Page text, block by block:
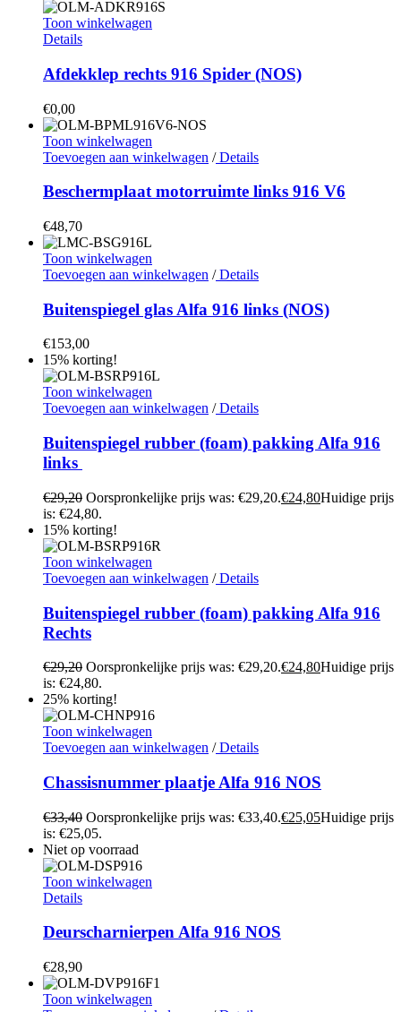
Toon winkelwagen
Details
Afdekklep rechts 916 Spider (NOS)
€0,00
Toon winkelwagen
Toevoegen aan winkelwagen /Details
Beschermplaat motorruimte links 916 V6
€48,70
Toon winkelwagen
Toevoegen aan winkelwagen /Details
Buitenspiegel glas Alfa 916 links (NOS)
€153,00
15% korting!
Toon winkelwagen
Toevoegen aan winkelwagen /Details
Buitenspiegel rubber (foam) pakking Alfa 916
links
€29,20 Oorspronkelijke prijs was: €29,20.€24,80Huidige prijs
is: €24,80.
15% korting!
Toon winkelwagen
Toevoegen aan winkelwagen /Details
Buitenspiegel rubber (foam) pakking Alfa 916
Rechts
€29,20 Oorspronkelijke prijs was: €29,20.€24,80Huidige prijs
is: €24,80.
25% korting!
Toon winkelwagen
Toevoegen aan winkelwagen /Details
Chassisnummer plaatje Alfa 916 NOS
€33,40 Oorspronkelijke prijs was: €33,40.€25,05Huidige prijs
is: €25,05.
Niet op voorraad
Toon winkelwagen
Details
Deurscharnierpen Alfa 916 NOS
€28,90
Toon winkelwagen